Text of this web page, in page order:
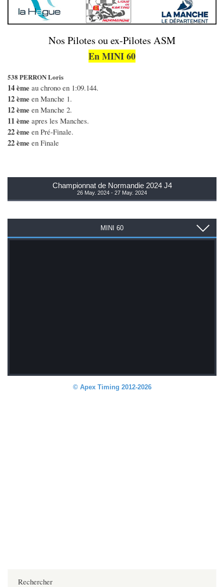
Nos Pilotes ou ex-Pilotes ASM
En MINI 60
538 PERRON Loris
14 ème au chrono en 1:09.144.
12 ème en Manche 1.
12 ème en Manche 2.
11 ème apres les Manches.
22 ème en Pré-Finale.
22 ème en Finale
Rechercher